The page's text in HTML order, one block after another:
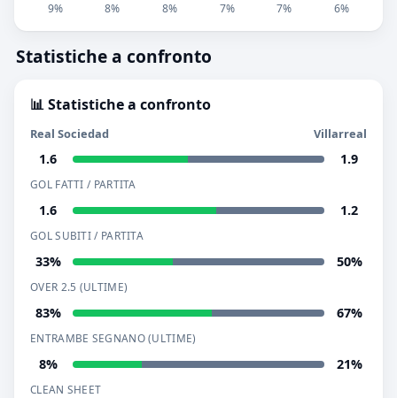
9% 8% 8% 7% 7% 6%
Statistiche a confronto
📊 Statistiche a confronto
Real Sociedad Villarreal
1.6 1.9
GOL FATTI / PARTITA
1.6 1.2
GOL SUBITI / PARTITA
33% 50%
OVER 2.5 (ULTIME)
83% 67%
ENTRAMBE SEGNANO (ULTIME)
8% 21%
CLEAN SHEET